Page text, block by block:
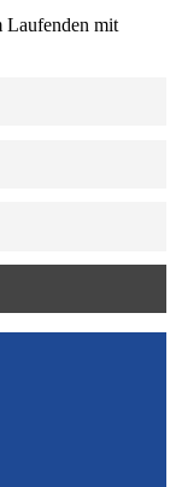
Laufenden mit